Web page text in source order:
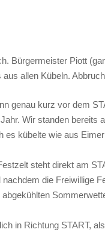
Bürgermeister Piott
allen Kübeln.
genau kurz vor dem
Wir standen
es kübelte wie aus
steht direkt am
die Freiwillige
in Richtung START,